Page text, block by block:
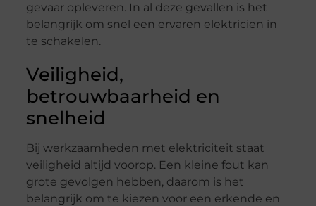
gevaar opleveren. In al deze gevallen is het
belangrijk om snel een ervaren elektricien in
te schakelen.
Veiligheid,
betrouwbaarheid en
snelheid
Bij werkzaamheden met elektriciteit staat
veiligheid altijd voorop. Een kleine fout kan
grote gevolgen hebben, daarom is het
belangrijk om te kiezen voor een erkende en